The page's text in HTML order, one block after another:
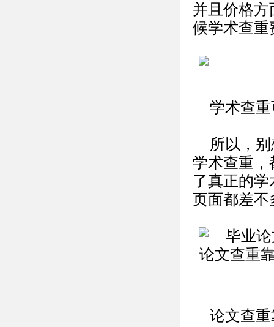
并且价格
候学术查重
学术查
所以，
学术查重，
了真正的
页面都差不
论文查